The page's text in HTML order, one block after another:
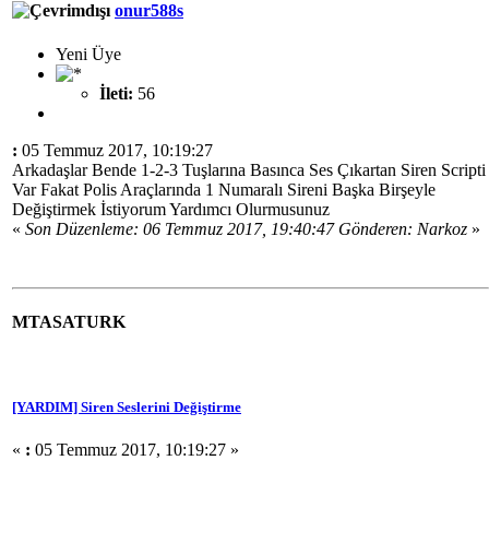
onur588s
Yeni Üye
İleti: 56
: 05 Temmuz 2017, 10:19:27
Arkadaşlar Bende 1-2-3 Tuşlarına Basınca Ses Çıkartan Siren Scripti
Var Fakat Polis Araçlarında 1 Numaralı Sireni Başka Birşeyle
Değiştirmek İstiyorum Yardımcı Olurmusunuz
« Son Düzenleme: 06 Temmuz 2017, 19:40:47 Gönderen: Narkoz »
MTASATURK
[YARDIM] Siren Seslerini Değiştirme
« : 05 Temmuz 2017, 10:19:27 »